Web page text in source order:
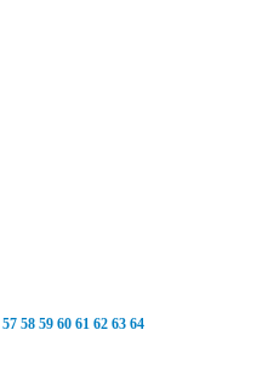
57 58 59 60 61 62 63 64